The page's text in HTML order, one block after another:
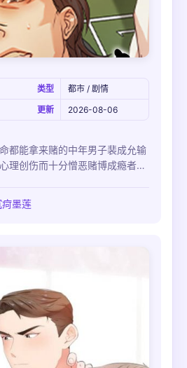
类型
都市 / 剧情
更新 2026-08-06
都能拿来赌的中年男子裴成允输
理创伤而十分憎恶赌博成瘾者的
意思..
墨莲